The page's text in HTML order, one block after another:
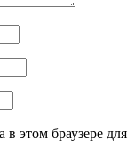
этом браузере для